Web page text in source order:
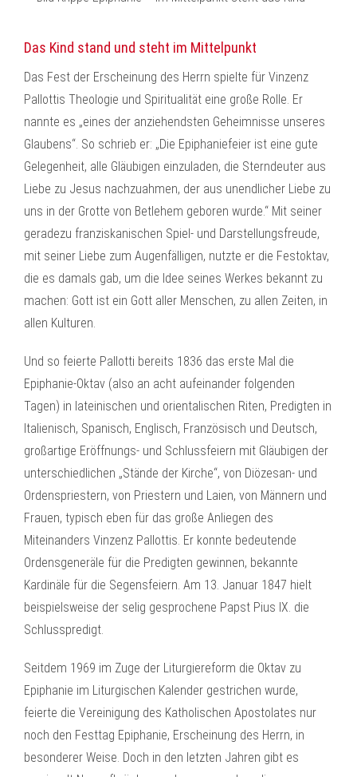
Das Kind stand und steht im Mittelpunkt
Das Fest der Erscheinung des Herrn spielte für Vinzenz
Pallottis Theologie und Spiritualität eine große Rolle. Er
nannte es „eines der anziehendsten Geheimnisse unseres
Glaubens“. So schrieb er: „Die Epiphaniefeier ist eine gute
Gelegenheit, alle Gläubigen einzuladen, die Sterndeuter aus
Liebe zu Jesus nachzuahmen, der aus unendlicher Liebe zu
uns in der Grotte von Betlehem geboren wurde.“ Mit seiner
geradezu franziskanischen Spiel- und Darstellungsfreude,
mit seiner Liebe zum Augenfälligen, nutzte er die Festoktav,
die es damals gab, um die Idee seines Werkes bekannt zu
machen: Gott ist ein Gott aller Menschen, zu allen Zeiten, in
allen Kulturen.
Und so feierte Pallotti bereits 1836 das erste Mal die
Epiphanie-Oktav (also an acht aufeinander folgenden
Tagen) in lateinischen und orientalischen Riten, Predigten in
Italienisch, Spanisch, Englisch, Französisch und Deutsch,
großartige Eröffnungs- und Schlussfeiern mit Gläubigen der
unterschiedlichen „Stände der Kirche“, von Diözesan- und
Ordenspriestern, von Priestern und Laien, von Männern und
Frauen, typisch eben für das große Anliegen des
Miteinanders Vinzenz Pallottis. Er konnte bedeutende
Ordensgeneräle für die Predigten gewinnen, bekannte
Kardinäle für die Segensfeiern. Am 13. Januar 1847 hielt
beispielsweise der selig gesprochene Papst Pius IX. die
Schlusspredigt.
Seitdem 1969 im Zuge der Liturgiereform die Oktav zu
Epiphanie im Liturgischen Kalender gestrichen wurde,
feierte die Vereinigung des Katholischen Apostolates nur
noch den Festtag Epiphanie, Erscheinung des Herrn, in
besonderer Weise. Doch in den letzten Jahren gibt es